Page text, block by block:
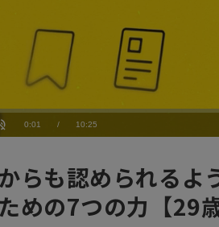
UnmuteCurrent
0:01 / Duration
10:25
らも認められるよ
めの7つの力【29